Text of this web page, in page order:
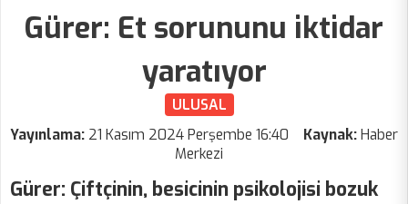
Gürer: Et sorununu iktidar
yaratıyor
ULUSAL
Yayınlama: 21 Kasım 2024 Perşembe 16:40 Kaynak:Haber
Merkezi
Gürer: Çiftçinin, besicinin psikolojisi bozuk